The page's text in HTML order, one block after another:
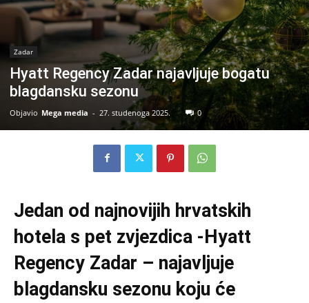
Zadar
Hyatt Regency Zadar najavljuje bogatu
blagdansku sezonu
Objavio Mega media - 27. studenoga 2025. 0
Jedan od najnovijih hrvatskih
hotela s pet zvjezdica -Hyatt
Regency Zadar – najavljuje
blagdansku sezonu koju će